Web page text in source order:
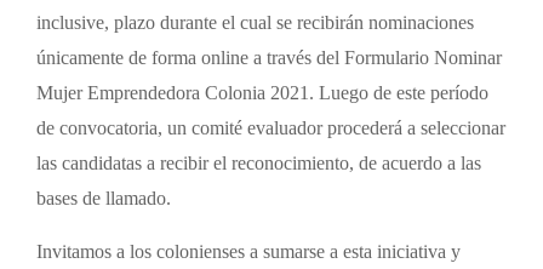
inclusive, plazo durante el cual se recibirán nominaciones
únicamente de forma online a través del Formulario Nominar
Mujer Emprendedora Colonia 2021. Luego de este período
de convocatoria, un comité evaluador procederá a seleccionar
las candidatas a recibir el reconocimiento, de acuerdo a las
bases de llamado.
Invitamos a los colonienses a sumarse a esta iniciativa y